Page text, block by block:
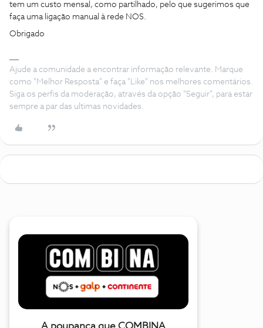
tem um custo mensal, como partilhado, pelo que sugerimos que
faça uma ligação manual à rede NOS.
Obrigado
Ajude a comunidade a encontrar informação relevante. Marque
como "Melhor Resposta" e faça "Like" nos melhores comentários.
Siga os perfis da moderação, através da opção "Seguir", para estar
sempre a par das ultimas novidades.